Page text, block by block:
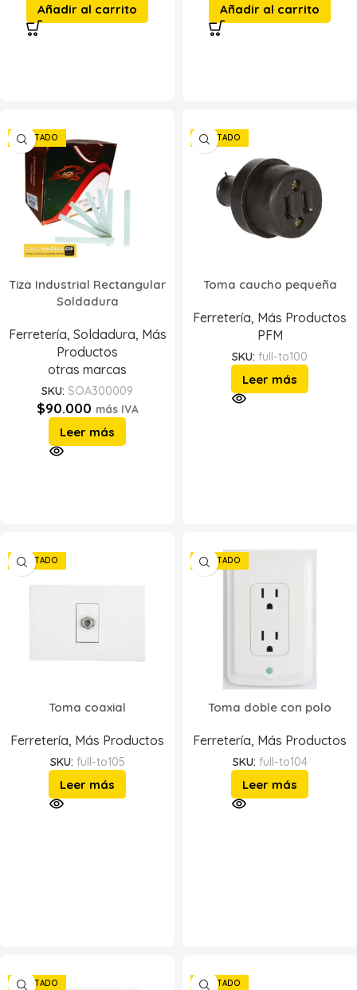
Añadir al carrito Añadir al carrito
AGOTADO
Tiza Industrial Rectangular
Soldadura
Ferretería, Soldadura, Más
Productos
otras marcas
SKU: SOA300009
$90.000 más IVA
Leer más
AGOTADO
Toma caucho pequeña
Ferretería, Más Productos
PFM
SKU: full-to100
Leer más
AGOTADO
Toma coaxial
Ferretería, Más Productos
SKU: full-to105
Leer más
AGOTADO
Toma doble con polo
Ferretería, Más Productos
SKU: full-to104
Leer más
AGOTADO AGOTADO